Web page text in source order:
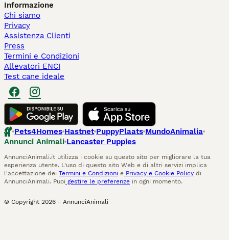
Informazione
Chi siamo
Privacy
Assistenza Clienti
Press
Termini e Condizioni
Allevatori ENCI
Test cane ideale
Pets4Homes Hastnet PuppyPlaats MundoAnimalia
Annunci Animali Lancaster Puppies
AnnunciAnimali.it utilizza i cookie su questo sito per migliorare la tua
esperienza utente. L'uso di questo sito Web e di altri servizi implica
l'accettazione dei Termini e Condizioni e Privacy e Cookie Policy di
AnnunciAnimali. Puoi gestire le preferenze in ogni momento.
© Copyright 2026 - AnnunciAnimali